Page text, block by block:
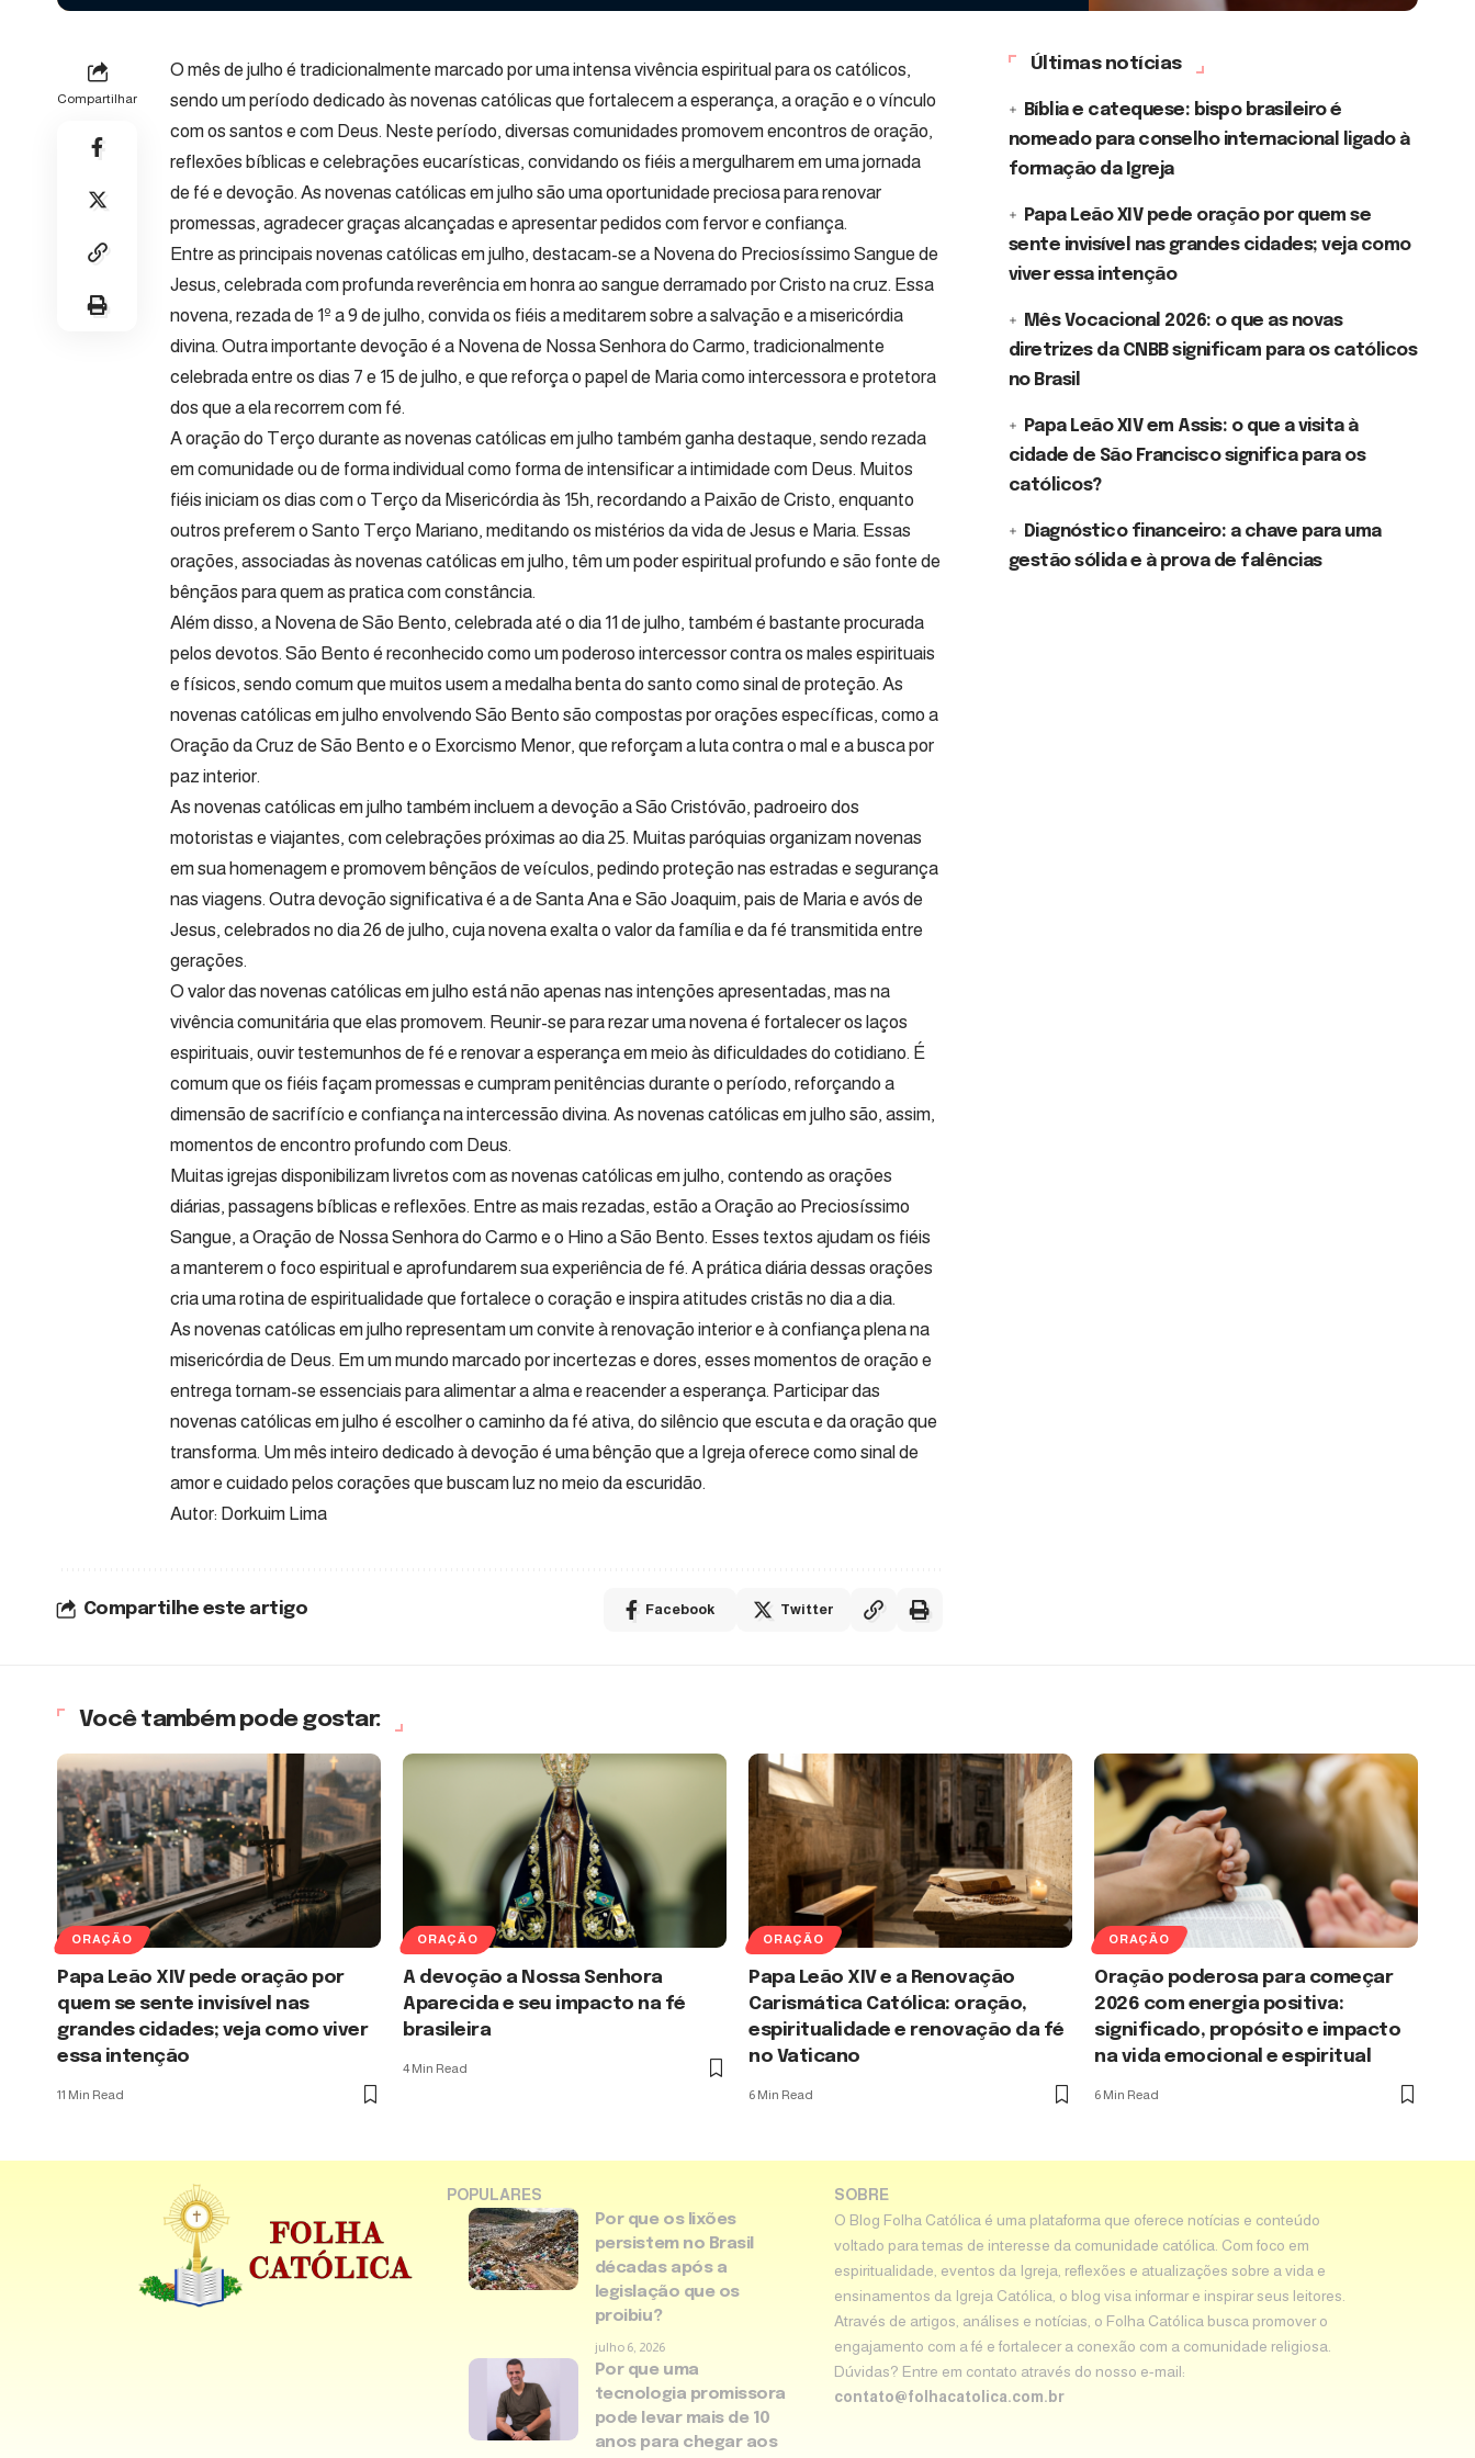
Compartilhar
O mês de julho é tradicionalmente marcado por uma intensa vivência espiritual para os católicos,
sendo um período dedicado às novenas católicas que fortalecem a esperança, a oração e o vínculo
com os santos e com Deus. Neste período, diversas comunidades promovem encontros de oração,
reflexões bíblicas e celebrações eucarísticas, convidando os fiéis a mergulharem em uma jornada
de fé e devoção. As novenas católicas em julho são uma oportunidade preciosa para renovar
promessas, agradecer graças alcançadas e apresentar pedidos com fervor e confiança.
Entre as principais novenas católicas em julho, destacam-se a Novena do Preciosíssimo Sangue de
Jesus, celebrada com profunda reverência em honra ao sangue derramado por Cristo na cruz. Essa
novena, rezada de 1º a 9 de julho, convida os fiéis a meditarem sobre a salvação e a misericórdia
divina. Outra importante devoção é a Novena de Nossa Senhora do Carmo, tradicionalmente
celebrada entre os dias 7 e 15 de julho, e que reforça o papel de Maria como intercessora e protetora
dos que a ela recorrem com fé.
A oração do Terço durante as novenas católicas em julho também ganha destaque, sendo rezada
em comunidade ou de forma individual como forma de intensificar a intimidade com Deus. Muitos
fiéis iniciam os dias com o Terço da Misericórdia às 15h, recordando a Paixão de Cristo, enquanto
outros preferem o Santo Terço Mariano, meditando os mistérios da vida de Jesus e Maria. Essas
orações, associadas às novenas católicas em julho, têm um poder espiritual profundo e são fonte de
bênçãos para quem as pratica com constância.
Além disso, a Novena de São Bento, celebrada até o dia 11 de julho, também é bastante procurada
pelos devotos. São Bento é reconhecido como um poderoso intercessor contra os males espirituais
e físicos, sendo comum que muitos usem a medalha benta do santo como sinal de proteção. As
novenas católicas em julho envolvendo São Bento são compostas por orações específicas, como a
Oração da Cruz de São Bento e o Exorcismo Menor, que reforçam a luta contra o mal e a busca por
paz interior.
As novenas católicas em julho também incluem a devoção a São Cristóvão, padroeiro dos
motoristas e viajantes, com celebrações próximas ao dia 25. Muitas paróquias organizam novenas
em sua homenagem e promovem bênçãos de veículos, pedindo proteção nas estradas e segurança
nas viagens. Outra devoção significativa é a de Santa Ana e São Joaquim, pais de Maria e avós de
Jesus, celebrados no dia 26 de julho, cuja novena exalta o valor da família e da fé transmitida entre
gerações.
O valor das novenas católicas em julho está não apenas nas intenções apresentadas, mas na
vivência comunitária que elas promovem. Reunir-se para rezar uma novena é fortalecer os laços
espirituais, ouvir testemunhos de fé e renovar a esperança em meio às dificuldades do cotidiano. É
comum que os fiéis façam promessas e cumpram penitências durante o período, reforçando a
dimensão de sacrifício e confiança na intercessão divina. As novenas católicas em julho são, assim,
momentos de encontro profundo com Deus.
Muitas igrejas disponibilizam livretos com as novenas católicas em julho, contendo as orações
diárias, passagens bíblicas e reflexões. Entre as mais rezadas, estão a Oração ao Preciosíssimo
Sangue, a Oração de Nossa Senhora do Carmo e o Hino a São Bento. Esses textos ajudam os fiéis
a manterem o foco espiritual e aprofundarem sua experiência de fé. A prática diária dessas orações
cria uma rotina de espiritualidade que fortalece o coração e inspira atitudes cristãs no dia a dia.
As novenas católicas em julho representam um convite à renovação interior e à confiança plena na
misericórdia de Deus. Em um mundo marcado por incertezas e dores, esses momentos de oração e
entrega tornam-se essenciais para alimentar a alma e reacender a esperança. Participar das
novenas católicas em julho é escolher o caminho da fé ativa, do silêncio que escuta e da oração que
transforma. Um mês inteiro dedicado à devoção é uma bênção que a Igreja oferece como sinal de
amor e cuidado pelos corações que buscam luz no meio da escuridão.
Autor: Dorkuim Lima
Compartilhe este artigo Facebook Twitter
Últimas notícias
Bíblia e catequese: bispo brasileiro é
nomeado para conselho internacional ligado à
formação da Igreja
Papa Leão XIV pede oração por quem se
sente invisível nas grandes cidades; veja como
viver essa intenção
Mês Vocacional 2026: o que as novas
diretrizes da CNBB significam para os católicos
no Brasil
Papa Leão XIV em Assis: o que a visita à
cidade de São Francisco significa para os
católicos?
Diagnóstico financeiro: a chave para uma
gestão sólida e à prova de falências
Você também pode gostar:
ORAÇÃO
Papa Leão XIV pede oração por
quem se sente invisível nas
grandes cidades; veja como viver
essa intenção
11 Min Read
ORAÇÃO
A devoção a Nossa Senhora
Aparecida e seu impacto na fé
brasileira
4 Min Read
ORAÇÃO
Papa Leão XIV e a Renovação
Carismática Católica: oração,
espiritualidade e renovação da fé
no Vaticano
6 Min Read
ORAÇÃO
Oração poderosa para começar
2026 com energia positiva:
significado, propósito e impacto
na vida emocional e espiritual
6 Min Read
POPULARES
Por que os lixões
persistem no Brasil
décadas após a
legislação que os
proibiu?
julho 6, 2026
Por que uma
tecnologia promissora
pode levar mais de 10
anos para chegar aos
SOBRE
O Blog Folha Católica é uma plataforma que oferece notícias e conteúdo
voltado para temas de interesse da comunidade católica. Com foco em
espiritualidade, eventos da Igreja, reflexões e atualizações sobre a vida e
ensinamentos da Igreja Católica, o blog visa informar e inspirar seus leitores.
Através de artigos, análises e notícias, o Folha Católica busca promover o
engajamento com a fé e fortalecer a conexão com a comunidade religiosa.
Dúvidas? Entre em contato através do nosso e-mail:
contato@folhacatolica.com.br